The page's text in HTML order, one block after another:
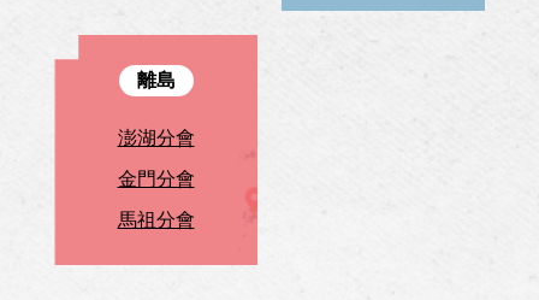
離島
澎湖分會
金門分會
馬祖分會